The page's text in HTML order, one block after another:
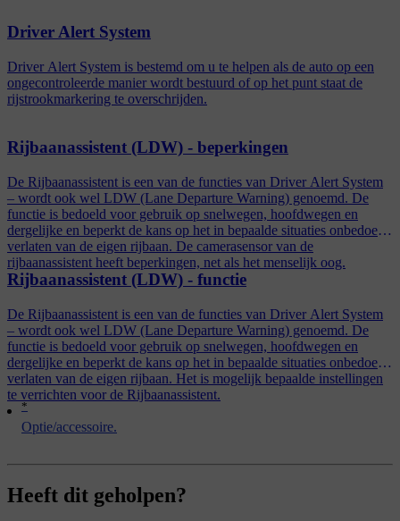
*
Optie/accessoire.
Driver Alert System
Driver Alert System is bestemd om u te helpen als de auto op een
ongecontroleerde manier wordt bestuurd of op het punt staat de
rijstrookmarkering te overschrijden.
Rijbaanassistent (LDW) - beperkingen
De Rijbaanassistent is een van de functies van Driver Alert System
– wordt ook wel LDW (Lane Departure Warning) genoemd. De
functie is bedoeld voor gebruik op snelwegen, hoofdwegen en
dergelijke en beperkt de kans op het in bepaalde situaties onbedoeld
verlaten van de eigen rijbaan. De camerasensor van de
rijbaanassistent heeft beperkingen, net als het menselijk oog.
Rijbaanassistent (LDW) - functie
De Rijbaanassistent is een van de functies van Driver Alert System
– wordt ook wel LDW (Lane Departure Warning) genoemd. De
functie is bedoeld voor gebruik op snelwegen, hoofdwegen en
dergelijke en beperkt de kans op het in bepaalde situaties onbedoeld
verlaten van de eigen rijbaan. Het is mogelijk bepaalde instellingen
te verrichten voor de Rijbaanassistent.
Heeft dit geholpen?